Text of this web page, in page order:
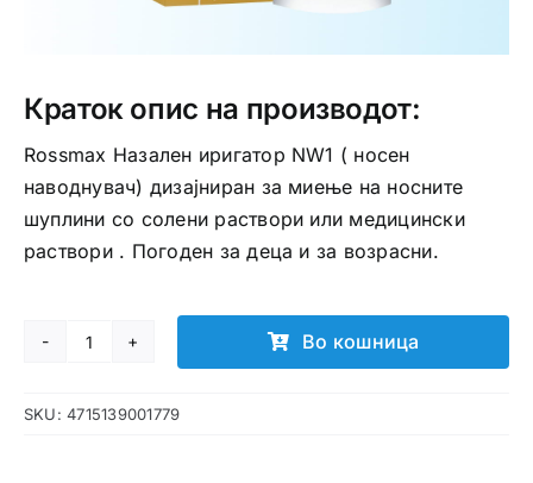
Краток опис на производот:
Rossmax Назален иригатор NW1 ( носен
наводнувач) дизајниран за миење на носните
шуплини со солени раствори или медицински
раствори . Погоден за деца и за возрасни.
Rossmax
иригатор
Во кошница
SKU:4715139001779